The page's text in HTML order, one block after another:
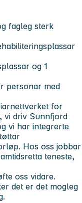
fagleg sterk
og 1
personar med
for
vi driv Sunnfjord
vi har integrerte
Hos oss jobbar
teneste,
oss vidare.
det er det mogleg